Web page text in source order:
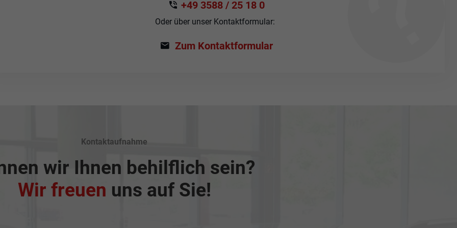
+49 3588 / 25 18 0
Oder über unser Kontaktformular:
Zum Kontaktformular
Kontaktaufnahme
wir Ihnen behilflich sein?
Wir freuen uns auf Sie!